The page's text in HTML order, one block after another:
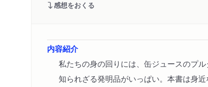
感想をおくる
内容紹介
私たちの身の回りには、缶ジュースのプル
知られざる発明品がいっぱい。本書は身